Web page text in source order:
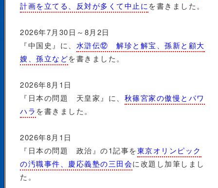
計画を立てる、反対が多くて中止に を書きました。
2026年7月30日～8月2日
『中国史』に、 水滸伝⑫ 解珍と解宝、孫新と顧大
嫂、孫立などを書きました。
2026年8月1日
『日本の問題 天皇家』に、 秋篠宮家の傲慢とパワ
ハラ を書きました。
2026年8月1日
『日本の問題 政治』の1記事を東京オリンピック
の汚職事件、慶応義塾の三田会に改題し加筆しまし
た。